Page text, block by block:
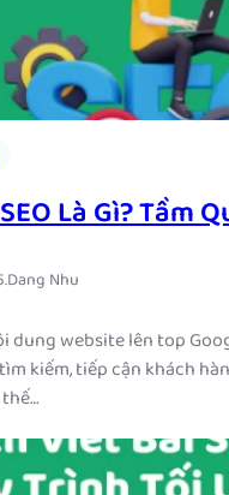
Là Gì? Tầm
.Dang Nhu
dung website lên top
kiếm, tiếp cận khách